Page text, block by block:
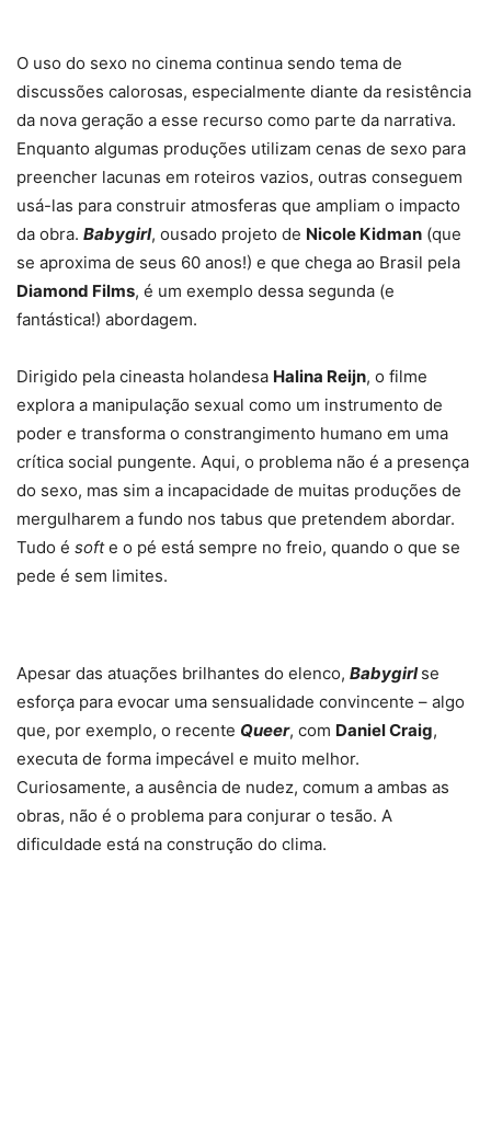
O uso do sexo no cinema continua sendo tema de
discussões calorosas, especialmente diante da resistência
da nova geração a esse recurso como parte da narrativa.
Enquanto algumas produções utilizam cenas de sexo para
preencher lacunas em roteiros vazios, outras conseguem
usá-las para construir atmosferas que ampliam o impacto
da obra. Babygirl, ousado projeto de Nicole Kidman (que
se aproxima de seus 60 anos!) e que chega ao Brasil pela
Diamond Films, é um exemplo dessa segunda (e
fantástica!) abordagem.
Dirigido pela cineasta holandesa Halina Reijn, o filme
explora a manipulação sexual como um instrumento de
poder e transforma o constrangimento humano em uma
crítica social pungente. Aqui, o problema não é a presença
do sexo, mas sim a incapacidade de muitas produções de
mergulharem a fundo nos tabus que pretendem abordar.
Tudo é softe o pé está sempre no freio, quando o que se
pede é sem limites.
Apesar das atuações brilhantes do elenco, Babygirl se
esforça para evocar uma sensualidade convincente – algo
que, por exemplo, o recente Queer, com Daniel Craig,
executa de forma impecável e muito melhor.
Curiosamente, a ausência de nudez, comum a ambas as
obras, não é o problema para conjurar o tesão. A
dificuldade está na construção do clima.